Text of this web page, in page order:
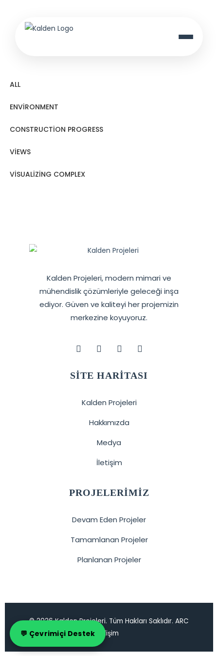
ALL
ENVIRONMENT
CONSTRUCTION PROGRESS
VIEWS
VISUALIZING COMPLEX
Kalden Projeleri, modern mimari ve
mühendislik çözümleriyle geleceği inşa
ediyor. Güven ve kaliteyi her projemizin
merkezine koyuyoruz.
SITE HARITASI
Kalden Projeleri
Hakkımızda
Medya
İletişim
PROJELERIMIZ
Devam Eden Projeler
Tamamlanan Projeler
Planlanan Projeler
© 2026 Kalden Projeleri. Tüm Hakları Saklıdır. ARC
Bilişim
💬 Çevrimiçi Destek